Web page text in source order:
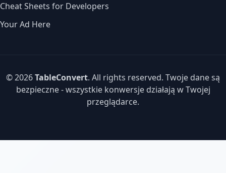
Cheat Sheets for Developers
Your Ad Here
© 2026TableConvert. All rights reserved. Twoje dane są
bezpieczne - wszystkie konwersje działają w Twojej
przeglądarce.